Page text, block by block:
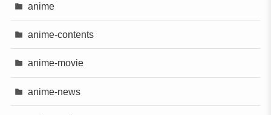
anime
anime-contents
anime-movie
anime-news